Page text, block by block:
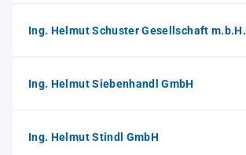
Ing. Helmut Schuster Gesellschaft m.b.H.
Ing. Helmut Siebenhandl GmbH
Ing. Helmut Stindl GmbH